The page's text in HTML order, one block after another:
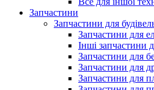
Запчастини
Запчастини для
Запчастини для
Інші запчастини
Запчастини для
Запчастини для
Запчастини для